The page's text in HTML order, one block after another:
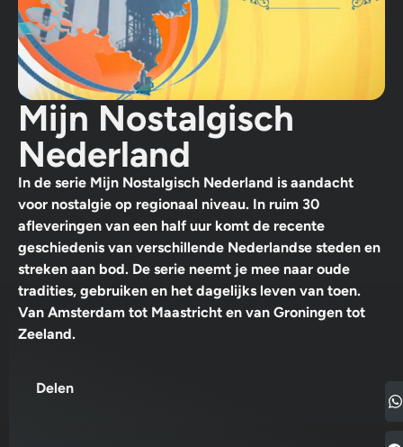
Mijn Nostalgisch
Nederland
In de serie Mijn Nostalgisch Nederland is aandacht
voor nostalgie op regionaal niveau. In ruim 30
afleveringen van een half uur komt de recente
geschiedenis van verschillende Nederlandse steden en
streken aan bod. De serie neemt je mee naar oude
tradities, gebruiken en het dagelijks leven van toen.
Van Amsterdam tot Maastricht en van Groningen tot
Zeeland.
Delen